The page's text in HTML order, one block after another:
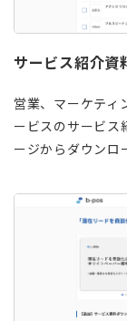
サービス紹介資
営業、マーケティ
ービスのサービス
ージからダウンロ